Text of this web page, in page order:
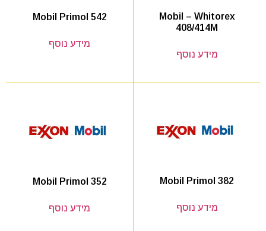
Mobil – Whitorex
408/414M
מידע נוסף
Mobil Primol 542
מידע נוסף
Mobil Primol 382
מידע נוסף
Mobil Primol 352
מידע נוסף